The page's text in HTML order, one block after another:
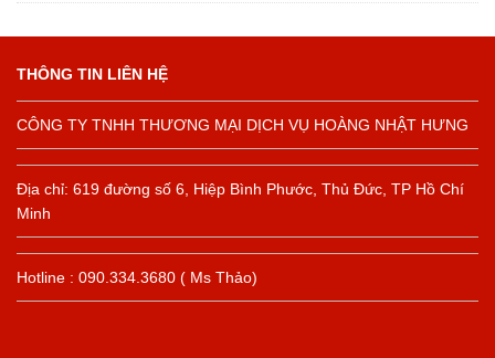
THÔNG TIN LIÊN HỆ
CÔNG TY TNHH THƯƠNG MẠI DỊCH VỤ HOÀNG NHẬT HƯNG
Địa chỉ: 619 đường số 6, Hiệp Bình Phước, Thủ Đức, TP Hồ Chí
Minh
Hotline : 090.334.3680 ( Ms Thảo)